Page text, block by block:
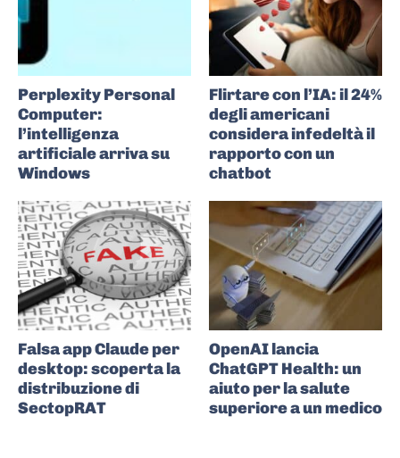
Perplexity Personal
Computer:
l’intelligenza
artificiale arriva su
Windows
Flirtare con l’IA: il 24%
degli americani
considera infedeltà il
rapporto con un
chatbot
Falsa app Claude per
desktop: scoperta la
distribuzione di
SectopRAT
OpenAI lancia
ChatGPT Health: un
aiuto per la salute
superiore a un medico